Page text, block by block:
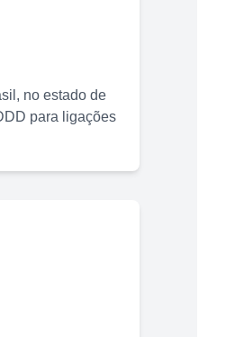
no estado de
para ligações